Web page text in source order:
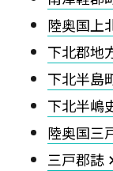
陸奥国上
下北郡地
下北半島
下北半嶋
陸奥国三
三戸郡誌